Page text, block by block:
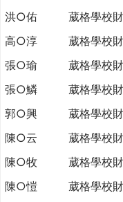
洪○佑
葳格學校
高○淳
葳格學校
張○瑜
葳格學校
張○鱗
葳格學校
郭○興
葳格學校
陳○云
葳格學校
陳○牧
葳格學校
陳○愷
葳格學校